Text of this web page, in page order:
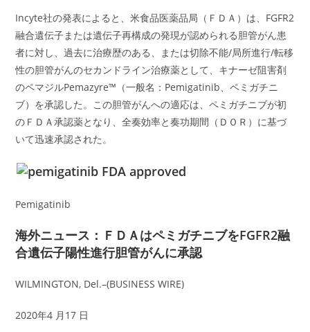
Incyte社の発表によると、米食品医薬品局（ＦＤＡ）は、FGFR2
融合遺伝子または遺伝子再構成の発現が認められる胆管がん患
者に対し、過去に治療歴のある、または切除不能/局所進行/転移
性の胆管がんのセカンドライン治療薬として、キナーゼ阻害剤
のペマジルPemazyre™（一般名：Pemigatinib、ペミガチニ
ブ）を承認した。この胆管がんへの適応は、ペミガチニブが初
のＦＤＡ承認薬となり、全奏効率と奏功期間（ＤＯＲ）に基づ
いて迅速承認された。
Pemigatinib
海外ニュース：ＦＤＡはペミガチニブをFGFR2融
合遺伝子陽性進行胆管がんに承認
WILMINGTON, Del.–(BUSINESS WIRE)
2020年4 月17 日